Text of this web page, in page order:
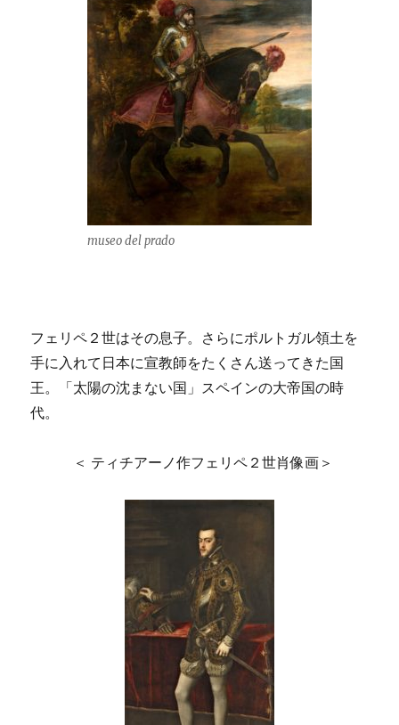
museo del prado
フェリペ２世はその息子。さらにポルトガル領土を
手に入れて日本に宣教師をたくさん送ってきた国
王。「太陽の沈まない国」スペインの大帝国の時
代。
＜ ティチアーノ作フェリペ２世肖像画＞